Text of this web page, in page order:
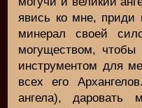
явись ко мне, приди
минерал своей
могуществом,
инструментом для
всех его
ангела),